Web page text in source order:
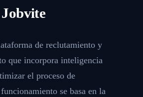
Jobvite
de reclutamiento y
que incorpora inteligencia
el proceso de
se basa en la